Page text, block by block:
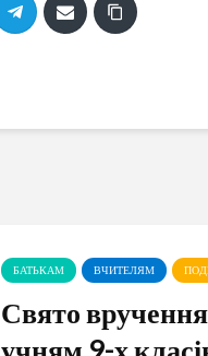
БАТЬКАМ ВЧИТЕЛЯМ
Свято